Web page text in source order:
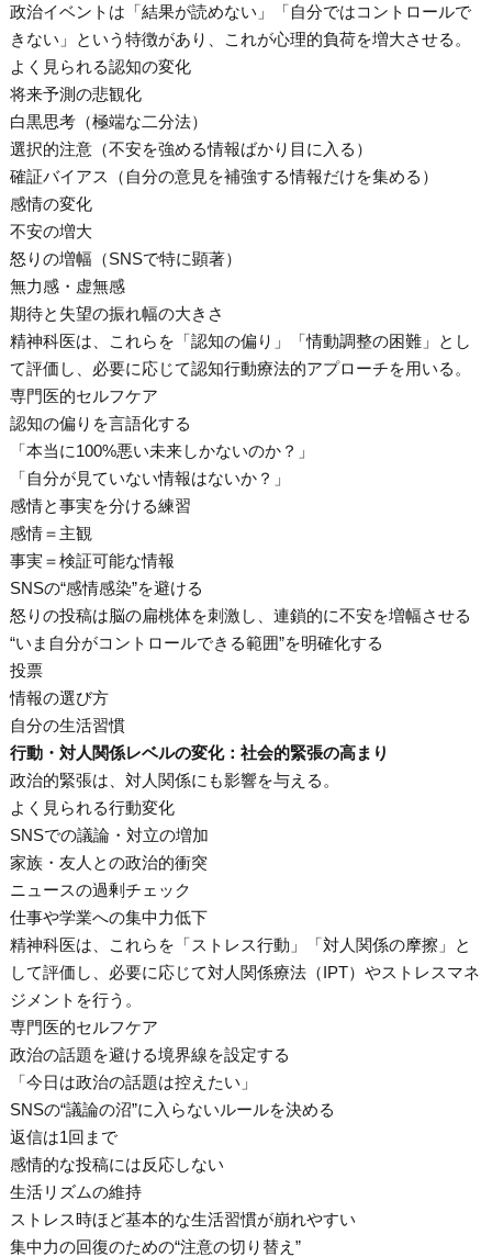
政治イベントは「結果が読めない」「自分ではコントロールで
きない」という特徴があり、これが心理的負荷を増大させる。
よく見られる認知の変化
将来予測の悲観化
白黒思考（極端な二分法）
選択的注意（不安を強める情報ばかり目に入る）
確証バイアス（自分の意見を補強する情報だけを集める）
感情の変化
不安の増大
怒りの増幅（SNSで特に顕著）
無力感・虚無感
期待と失望の振れ幅の大きさ
精神科医は、これらを「認知の偏り」「情動調整の困難」とし
て評価し、必要に応じて認知行動療法的アプローチを用いる。
専門医的セルフケア
認知の偏りを言語化する
「本当に100%悪い未来しかないのか？」
「自分が見ていない情報はないか？」
感情と事実を分ける練習
感情＝主観
事実＝検証可能な情報
SNSの“感情感染”を避ける
怒りの投稿は脳の扁桃体を刺激し、連鎖的に不安を増幅させる
“いま自分がコントロールできる範囲”を明確化する
投票
情報の選び方
自分の生活習慣
行動・対人関係レベルの変化：社会的緊張の高まり
政治的緊張は、対人関係にも影響を与える。
よく見られる行動変化
SNSでの議論・対立の増加
家族・友人との政治的衝突
ニュースの過剰チェック
仕事や学業への集中力低下
精神科医は、これらを「ストレス行動」「対人関係の摩擦」と
して評価し、必要に応じて対人関係療法（IPT）やストレスマネ
ジメントを行う。
専門医的セルフケア
政治の話題を避ける境界線を設定する
「今日は政治の話題は控えたい」
SNSの“議論の沼”に入らないルールを決める
返信は1回まで
感情的な投稿には反応しない
生活リズムの維持
ストレス時ほど基本的な生活習慣が崩れやすい
集中力の回復のための“注意の切り替え”